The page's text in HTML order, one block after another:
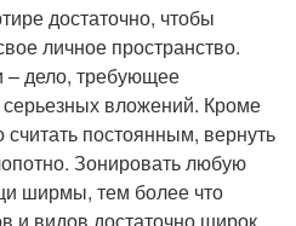
достаточно, чтобы
личное пространство.
– дело, требующее
серьезных вложений. Кроме
постоянным, вернуть
Зонировать любую
ширмы, тем более что
и видов достаточно широк.